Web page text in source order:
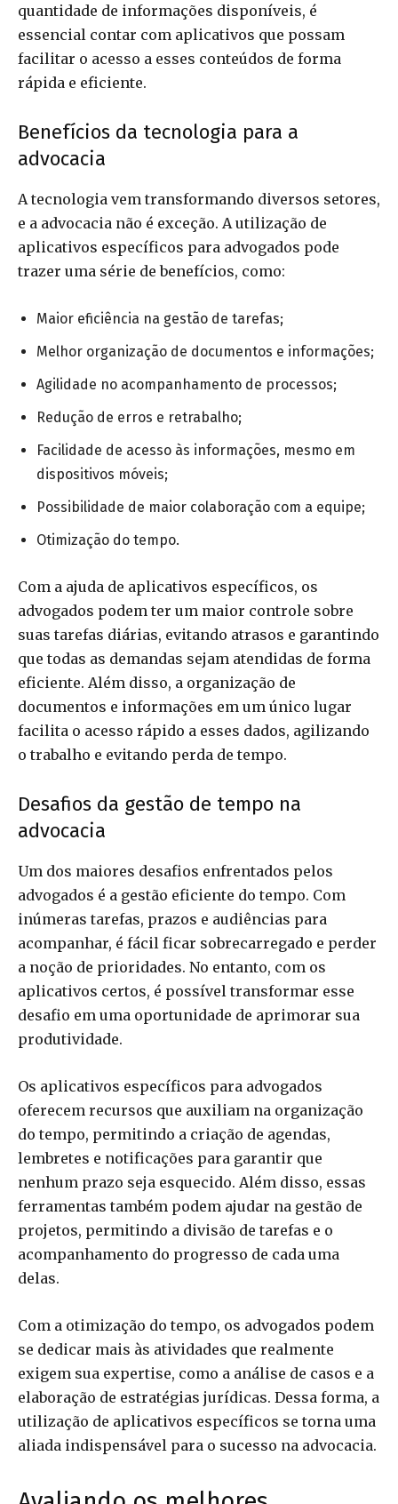
quantidade de informações disponíveis, é
essencial contar com aplicativos que possam
facilitar o acesso a esses conteúdos de forma
rápida e eficiente.
Benefícios da tecnologia para a
advocacia
A tecnologia vem transformando diversos setores,
e a advocacia não é exceção. A utilização de
aplicativos específicos para advogados pode
trazer uma série de benefícios, como:
Maior eficiência na gestão de tarefas;
Melhor organização de documentos e informações;
Agilidade no acompanhamento de processos;
Redução de erros e retrabalho;
Facilidade de acesso às informações, mesmo em
dispositivos móveis;
Possibilidade de maior colaboração com a equipe;
Otimização do tempo.
Com a ajuda de aplicativos específicos, os
advogados podem ter um maior controle sobre
suas tarefas diárias, evitando atrasos e garantindo
que todas as demandas sejam atendidas de forma
eficiente. Além disso, a organização de
documentos e informações em um único lugar
facilita o acesso rápido a esses dados, agilizando
o trabalho e evitando perda de tempo.
Desafios da gestão de tempo na
advocacia
Um dos maiores desafios enfrentados pelos
advogados é a gestão eficiente do tempo. Com
inúmeras tarefas, prazos e audiências para
acompanhar, é fácil ficar sobrecarregado e perder
a noção de prioridades. No entanto, com os
aplicativos certos, é possível transformar esse
desafio em uma oportunidade de aprimorar sua
produtividade.
Os aplicativos específicos para advogados
oferecem recursos que auxiliam na organização
do tempo, permitindo a criação de agendas,
lembretes e notificações para garantir que
nenhum prazo seja esquecido. Além disso, essas
ferramentas também podem ajudar na gestão de
projetos, permitindo a divisão de tarefas e o
acompanhamento do progresso de cada uma
delas.
Com a otimização do tempo, os advogados podem
se dedicar mais às atividades que realmente
exigem sua expertise, como a análise de casos e a
elaboração de estratégias jurídicas. Dessa forma, a
utilização de aplicativos específicos se torna uma
aliada indispensável para o sucesso na advocacia.